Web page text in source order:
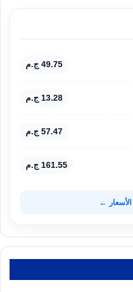
49.75 ج.م
13.28 ج.م
57.47 ج.م
161.55 ج.م
←